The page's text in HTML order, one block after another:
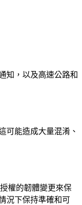
知，以及高速公路和
可能造成大量混淆、
權的韌體變更來保
況下保持準確和可